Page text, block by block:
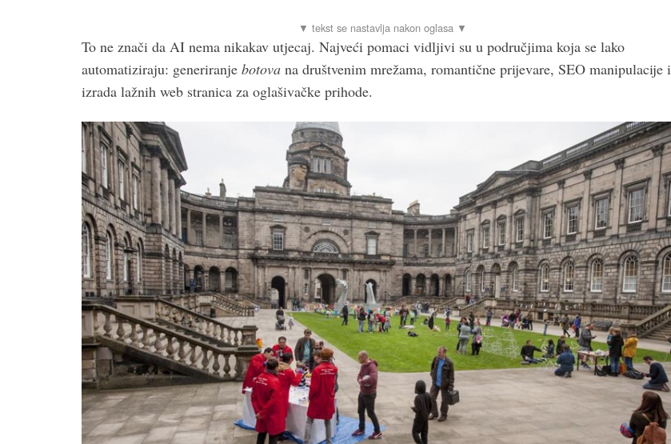
To ne znači da AI nema nikakav utjecaj. Najveći pomaci vidljivi su u područjima koja se lako
automatiziraju: generiranje botova na društvenim mrežama, romantične prijevare, SEO manipulacije i
izrada lažnih web stranica za oglašivačke prihode.